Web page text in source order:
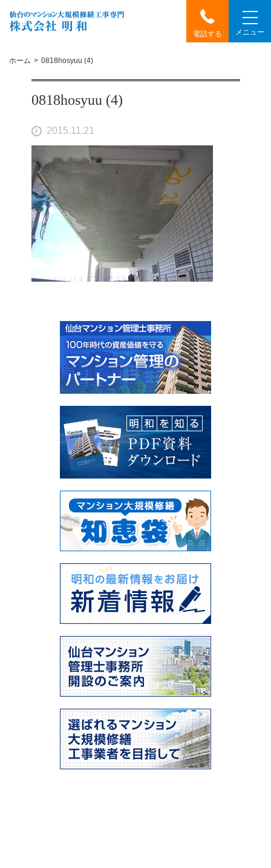
電話する メニュー
ホーム 0818hosyuu (4)
0818hosyuu (4)
2015.11.21